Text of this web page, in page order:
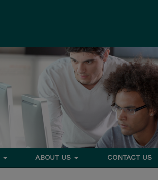
ABOUT US CONTACT US